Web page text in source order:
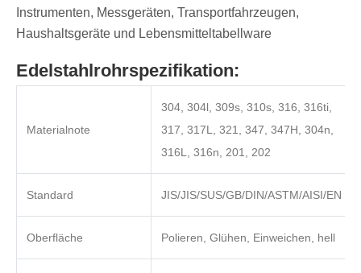
Instrumenten, Messgeräten, Transportfahrzeugen,
Haushaltsgeräte und Lebensmitteltabellware
Edelstahlrohrspezifikation:
Materialnote
304, 304l, 309s, 310s, 316, 316ti,
317, 317L, 321, 347, 347H, 304n,
316L, 316n, 201, 202
Standard JIS/JIS/SUS/GB/DIN/ASTM/AISI/EN
Oberfläche Polieren, Glühen, Einweichen, hell